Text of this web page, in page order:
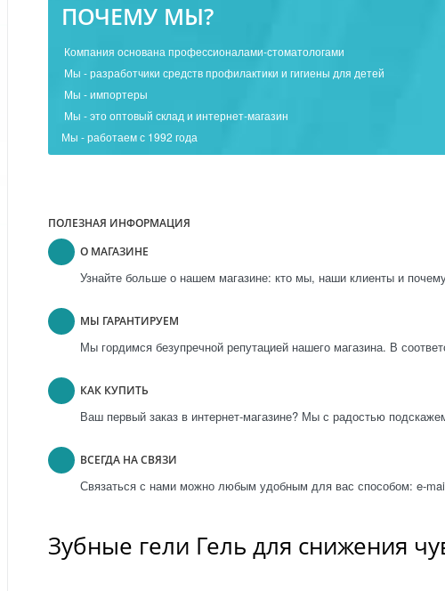
ПОЧЕМУ МЫ?
Компания основана профессионалами-стоматологами
Мы - разработчики средств профилактики и гигиены для детей
Мы - импортеры
Мы - это оптовый склад и интернет-магазин
Мы - работаем с 1992 года
ПОЛЕЗНАЯ ИНФОРМАЦИЯ
О МАГАЗИНЕ
Узнайте больше о нашем магазине: кто мы, наши клиенты и
МЫ ГАРАНТИРУЕМ
Мы гордимся безупречной репутацией нашего магазина. В
КАК КУПИТЬ
Ваш первый заказ в интернет-магазине? Мы с радостью
ВСЕГДА НА СВЯЗИ
Связаться с нами можно любым удобным для вас способом: e-
Зубные гели Гель для снижения